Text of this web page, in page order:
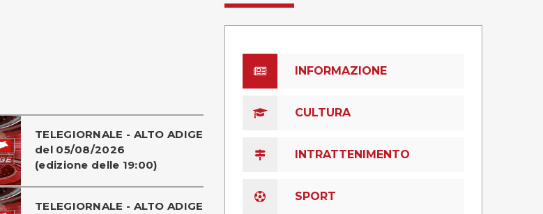
TELEGIORNALE - ALTO ADIGE
del 05/08/2026
(edizione delle 19:00)
TELEGIORNALE - ALTO ADIGE
INFORMAZIONE
CULTURA
INTRATTENIMENTO
SPORT